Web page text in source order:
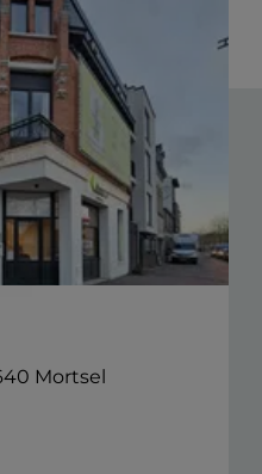
Mortsel